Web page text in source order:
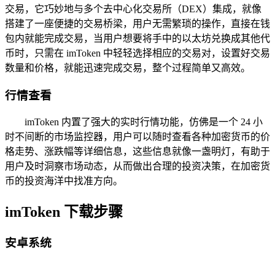
交易，它巧妙地与多个去中心化交易所（DEX）集成，就像
搭建了一座便捷的交易桥梁，用户无需繁琐的操作，直接在钱
包内就能完成交易，当用户想要将手中的以太坊兑换成其他代
币时，只需在 imToken 中轻轻选择相应的交易对，设置好交易
数量和价格，就能迅速完成交易，整个过程简单又高效。
行情查看
imToken 内置了强大的实时行情功能，仿佛是一个 24 小
时不间断的市场监控器，用户可以随时查看各种加密货币的价
格走势、涨跌幅等详细信息，这些信息就像一盏明灯，有助于
用户及时洞察市场动态，从而做出合理的投资决策，在加密货
币的投资海洋中找准方向。
imToken 下载步骤
安卓系统